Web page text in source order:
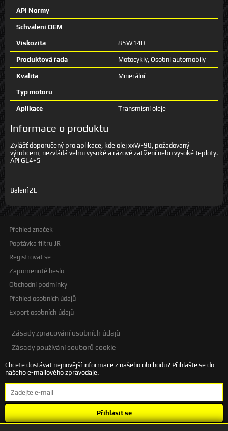
API Normy
Schválení OEM
Viskozita 85W140
Produktová řada Motocykly, Osobni automobily
Kvalita Minerální
Typ motoru
Aplikace Transmisní oleje
Informace o produktu
Zvlášť doporučený pro aplikace, kde olej xxW-90, požadovaný
výrobcem, nezvládá velmi vysoké a rázové zatížení nebo vysoké teploty.
API GL4+5
Balení 2L
Přehled značek
Poptávka filtru JR
Registrovat se
Zapomenuté heslo
Obchodní podmínky
Přehled osobních údajů
Export osobních údajů
Zásady zpracování osobních údajů
Zásady používání souborů cookie
Chcete dostávat nejnovější informace z našeho obchodu? Přihlašte se do
našeho e-mailového zpravodaje.
Přihlásit se